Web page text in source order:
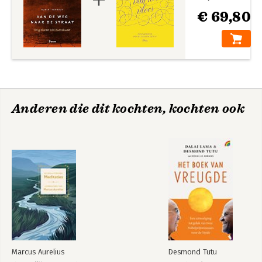
€ 69,80
Anderen die dit kochten, kochten ook
Marcus Aurelius Desmond Tutu